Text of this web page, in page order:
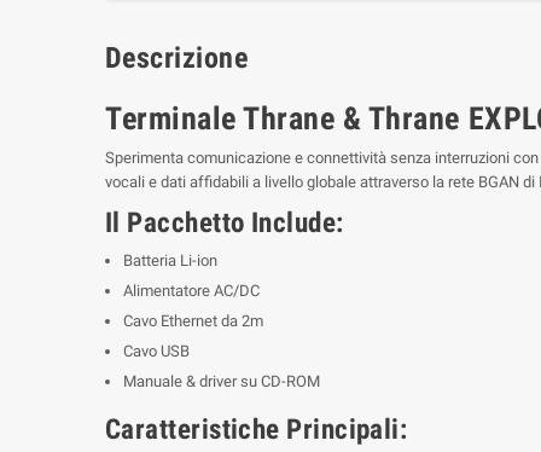
Descrizione
Terminale Thrane & Thrane
Sperimenta comunicazione e connettività senza interruzioni
vocali e dati affidabili a livello globale attraverso la rete BGAN di
Il Pacchetto Include:
Batteria Li-ion
Alimentatore AC/DC
Cavo Ethernet da 2m
Cavo USB
Manuale & driver su CD-ROM
Caratteristiche Principali: